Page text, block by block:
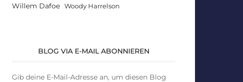
Willem Dafoe Woody Harrelson
BLOG VIA E-MAIL ABONNIEREN
Gib deine E-Mail-Adresse an, um diesen Blog